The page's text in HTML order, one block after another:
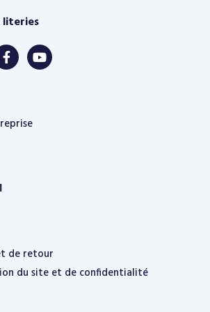
literies
de retour
du site et de confidentialité